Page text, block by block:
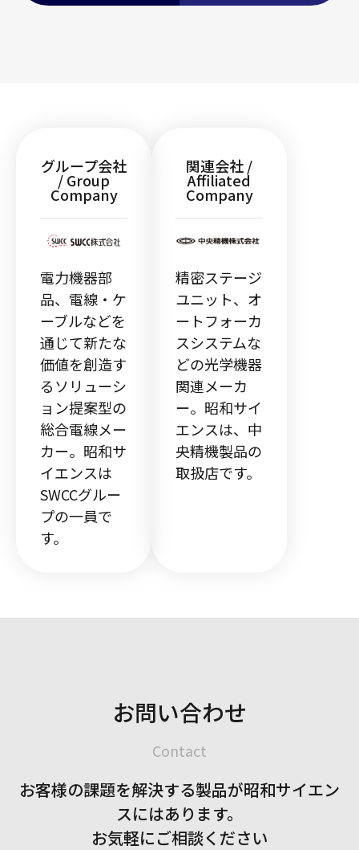
グループ会社
/ Group
Company
電力機器部
品、電線・ケ
ーブルなどを
通じて新たな
価値を創造す
るソリューシ
ョン提案型の
総合電線メー
カー。昭和サ
イエンスは
SWCCグルー
プの一員で
す。
関連会社 /
Affiliated
Company
精密ステージ
ユニット、オ
ートフォーカ
スシステムな
どの光学機器
関連メーカ
ー。昭和サイ
エンスは、中
央精機製品の
取扱店です。
お問い合わせ
Contact
お客様の課題を解決する製品が昭和サイエン
スにはあります。
お気軽にご相談ください